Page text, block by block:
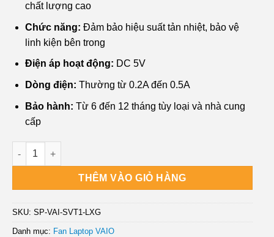
chất lượng cao
Chức năng: Đảm bảo hiệu suất tản nhiệt, bảo vệ
linh kiện bên trong
Điện áp hoạt động: DC 5V
Dòng điện: Thường từ 0.2A đến 0.5A
Bảo hành: Từ 6 đến 12 tháng tùy loại và nhà cung
cấp
Quạt Tản Nhiệt Laptop VAIO SVT11 SVT13 - Thay Nhanh | Giá
THÊM VÀO GIỎ HÀNG
SKU: SP-VAI-SVT1-LXG
Danh mục: Fan Laptop VAIO